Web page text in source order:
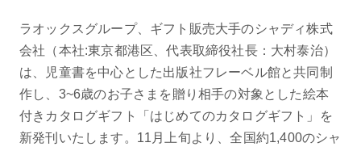
ラオックスグループ、ギフト販売大手のシャディ株式
会社（本社:東京都港区、代表取締役社長：大村泰治）
は、児童書を中心とした出版社フレーベル館と共同制
作し、3~6歳のお子さまを贈り相手の対象とした絵本
付きカタログギフト「はじめてのカタログギフト」を
新発刊いたします。11月上旬より、全国約1,400のシャ